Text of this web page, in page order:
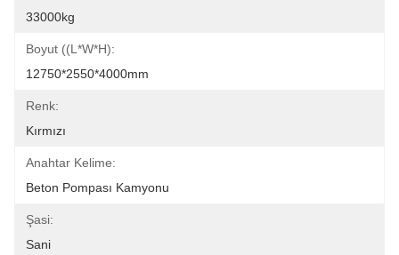
33000kg
Boyut ((L*W*H):
12750*2550*4000mm
Renk:
Kırmızı
Anahtar Kelime:
Beton Pompası Kamyonu
Şasi:
Sani